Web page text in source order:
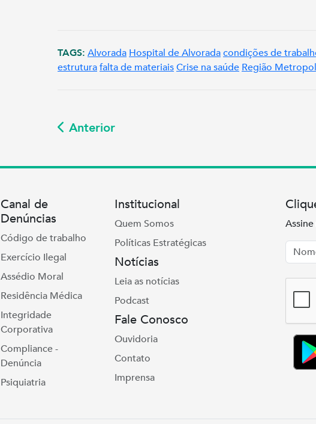
TAGS: Alvorada Hospital de Alvoradacondições de
estruturafalta de materiaisCrise na saúde Região
Anterior
Canal de
Denúncias
Código de trabalho
Exercício Ilegal
Assédio Moral
Residência Médica
Integridade
Corporativa
Compliance -
Denúncia
Psiquiatria
Institucional
Quem Somos
Políticas Estratégicas
Notícias
Leia as notícias
Podcast
Fale Conosco
Ouvidoria
Contato
Imprensa
Nome
Email